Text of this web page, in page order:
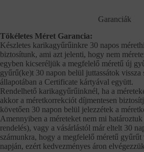
Garanciák
Tökéletes Méret Garancia:
Készletes karikagyűrűinkre 30 napos
biztosítunk, ami azt jelenti, hogy nem
egyben kicseréljük a megfelelő méretű új
gyűrű(ke)t 30 napon belül juttassátok vissza
állapotában a Certificate kártyával együtt.
Rendelhető karikagyűrűinknél, ha a
akkor a méretkorrekciót díjmentesen
követően 30 napon belül jelezzétek a
Amennyiben a méreteket nem mi
rendelés), vagy a vásárlástól már eltelt 30
számunkra, hogy a megfelelő méretű
napján, ezért kedvezményes áron